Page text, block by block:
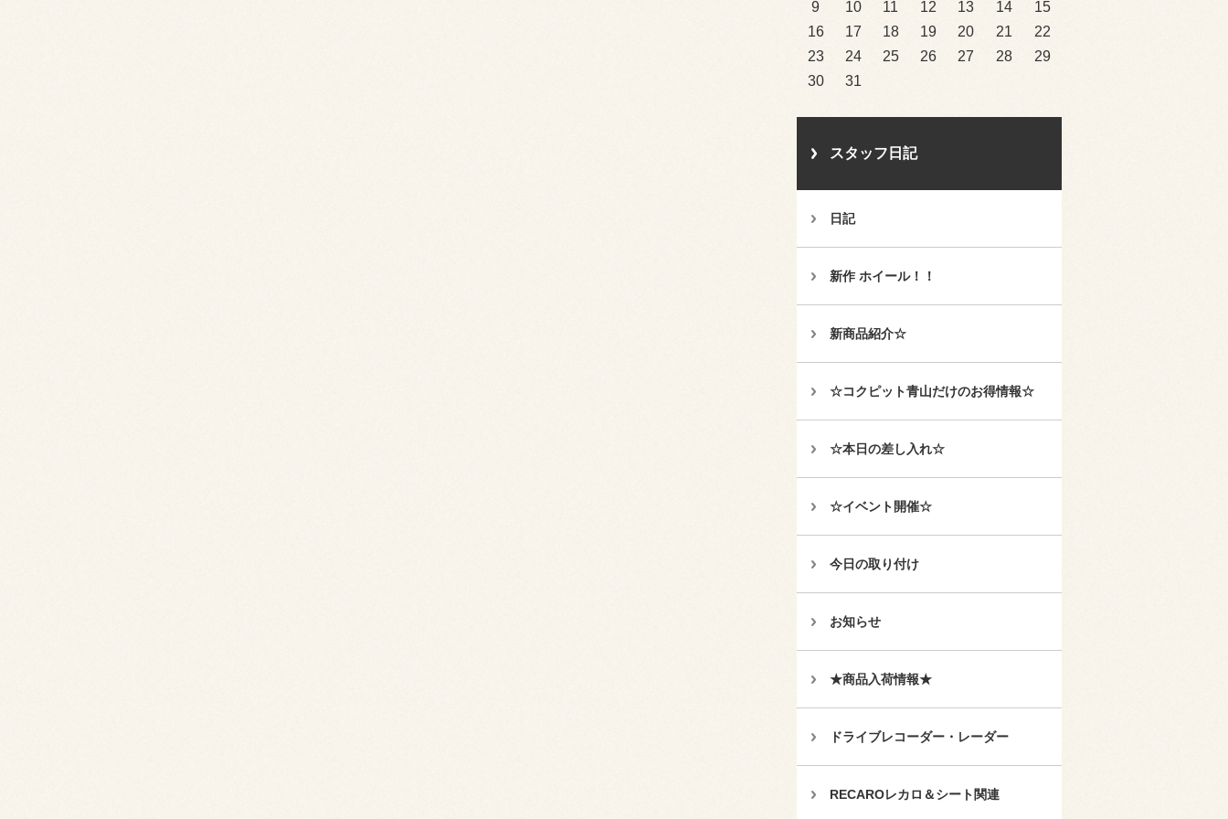
9 10 11 12 13 14
15
16
17 18 19 20 21
22
23
24 25 26 27 28
29
30
31
スタッフ日記
日記
新作 ホイール！！
新商品紹介☆
☆コクピット青山だけのお得情報☆
☆本日の差し入れ☆
☆イベント開催☆
今日の取り付け
お知らせ
★商品入荷情報★
ドライブレコーダー・レーダー
RECAROレカロ＆シート関連